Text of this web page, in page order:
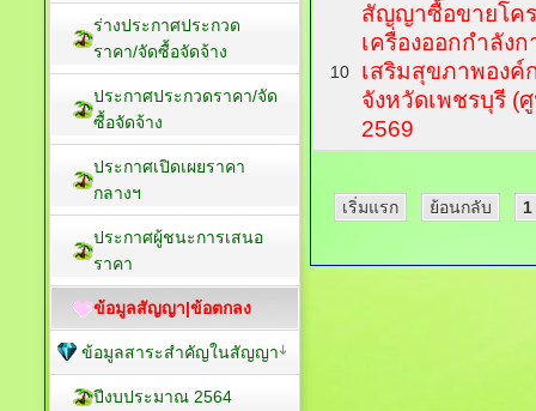
10
สัญญาซื้อขายโค
เครื่องออกกำลัง
เสริมสุขภาพองค์
จังหวัดเพชรบุรี (
2569
เริ่มแรก ย้อนกลับ 1
ร่างประกาศประกวด
ราคา/จัดซื้อจัดจ้าง
ประกาศประกวดราคา/จัด
ซื้อจัดจ้าง
ประกาศเปิดเผยราคา
กลางฯ
ประกาศผู้ชนะการเสนอ
ราคา
ข้อมูลสัญญา|ข้อตกลง
ข้อมูลสาระสำคัญในสัญญา
ปีงบประมาณ 2564